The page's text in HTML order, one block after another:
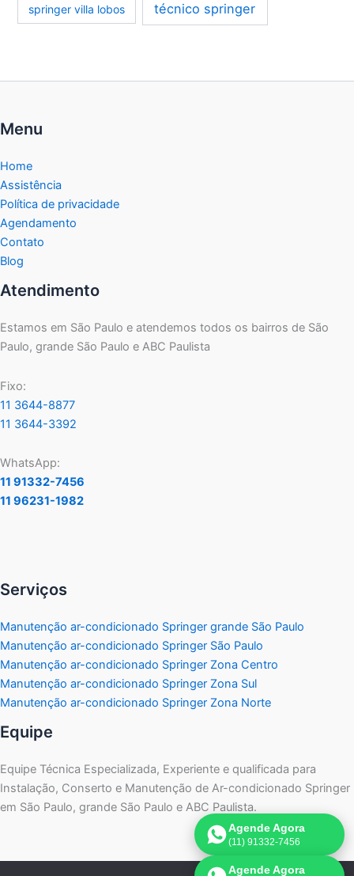
springer villa lobos técnico springer
Menu
Home
Assistência
Política de privacidade
Agendamento
Contato
Blog
Atendimento
Estamos em São Paulo e atendemos todos os bairros de São
Paulo, grande São Paulo e ABC Paulista
Fixo:
11 3644-8877
11 3644-3392
WhatsApp:
11 91332-7456
11 96231-1982
Serviços
Manutenção ar-condicionado Springer grande São Paulo
Manutenção ar-condicionado Springer São Paulo
Manutenção ar-condicionado Springer Zona Centro
Manutenção ar-condicionado Springer Zona Sul
Manutenção ar-condicionado Springer Zona Norte
Equipe
Equipe Técnica Especializada, Experiente e qualificada para
Instalação, Conserto e Manutenção de Ar-condicionado Springer
em São Paulo, grande São Paulo e ABC Paulista.
Agende Agora
(11) 91332-7456
Agende Agora